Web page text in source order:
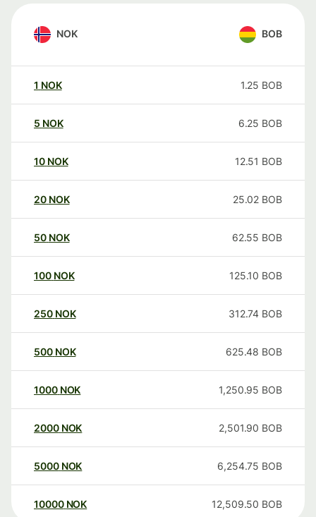
NOK BOB
1 NOK 1.25 BOB
5 NOK 6.25 BOB
10 NOK 12.51 BOB
20 NOK 25.02 BOB
50 NOK 62.55 BOB
100 NOK 125.10 BOB
250 NOK 312.74 BOB
500 NOK 625.48 BOB
1000 NOK 1,250.95 BOB
2000 NOK 2,501.90 BOB
5000 NOK 6,254.75 BOB
10000 NOK 12,509.50 BOB